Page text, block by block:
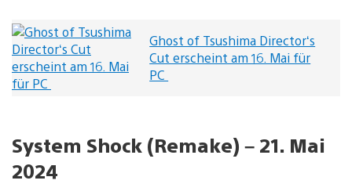
Ghost of Tsushima Director‘s
Cut erscheint am 16. Mai für
PC
System Shock (Remake) – 21. Mai
2024